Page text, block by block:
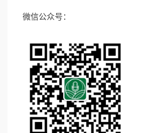
微信公众号：